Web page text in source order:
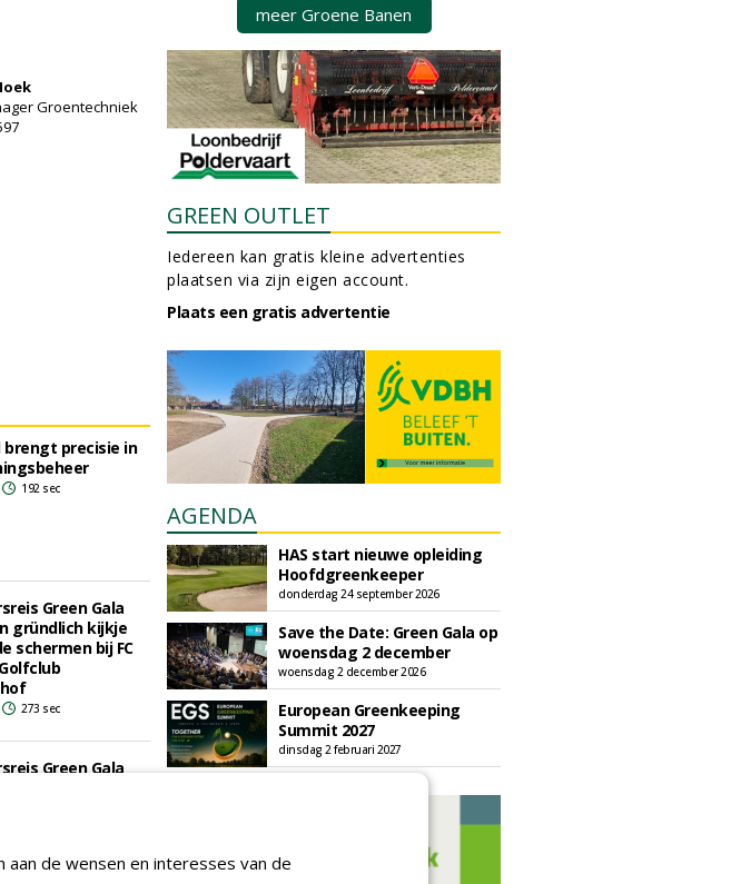
Groentechniek
brengt precisie in
192 sec
Green Gala
gründlich kijkje
schermen bij FC
273 sec
Green Gala
273 sec
meer Groene Banen
GREEN OUTLET
Iedereen kan gratis kleine advertenties
plaatsen via zijn eigen account.
Plaats een gratis advertentie
AGENDA
HAS start nieuwe opleiding
Hoofdgreenkeeper
donderdag 24 september 2026
Save the Date: Green Gala op
woensdag 2 december
woensdag 2 december 2026
European Greenkeeping
Summit 2027
dinsdag 2 februari 2027
de wensen en interesses van de